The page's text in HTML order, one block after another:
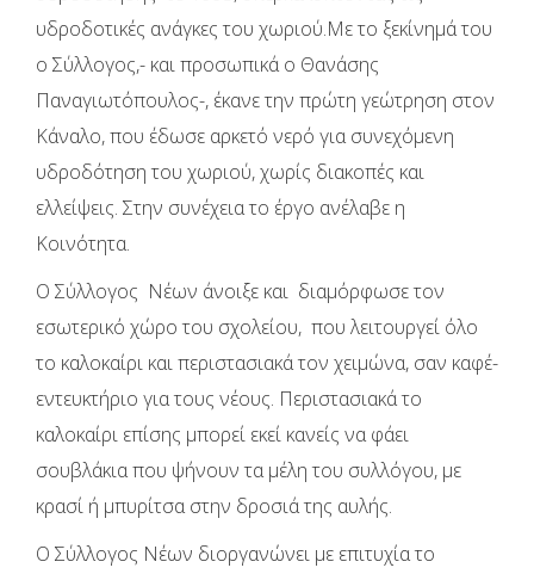
υδροδοτικές ανάγκες του χωριού.Με το ξεκίνημά του
ο Σύλλογος,- και προσωπικά ο Θανάσης
Παναγιωτόπουλος-, έκανε την πρώτη γεώτρηση στον
Κάναλο, που έδωσε αρκετό νερό για συνεχόμενη
υδροδότηση του χωριού, χωρίς διακοπές και
ελλείψεις. Στην συνέχεια το έργο ανέλαβε η
Κοινότητα.
Ο Σύλλογος Νέων άνοιξε και διαμόρφωσε τον
εσωτερικό χώρο του σχολείου, που λειτουργεί όλο
το καλοκαίρι και περιστασιακά τον χειμώνα, σαν καφέ-
εντευκτήριο για τους νέους. Περιστασιακά το
καλοκαίρι επίσης μπορεί εκεί κανείς να φάει
σουβλάκια που ψήνουν τα μέλη του συλλόγου, με
κρασί ή μπυρίτσα στην δροσιά της αυλής.
Ο Σύλλογος Νέων διοργανώνει με επιτυχία το